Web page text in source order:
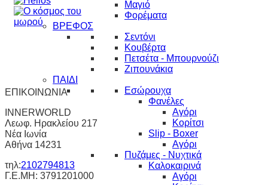
Μαγιό
Φορέματα
ΒΡΕΦΟΣ
Σεντόνι
Κουβέρτα
Πετσέτα - Μπουρνούζι
Ζιπουνάκια
ΠΑΙΔΙ
Εσώρουχα
Φανέλες
Αγόρι
Κορίτσι
Slip - Boxer
Αγόρι
Πυζάμες - Νυχτικά
Καλοκαιρινά
Αγόρι
ΕΠΙΚΟΙΝΩΝΙΑ
INNERWORLD
Λεωφ. Ηρακλείου 217
Νέα Ιωνία
Αθήνα 14231
τηλ:2102794813
Γ.Ε.ΜΗ: 3791201000